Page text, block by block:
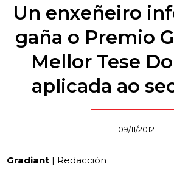
Un enxeñeiro
gaña o Premio
Mellor Tese
aplicada ao
09/11/2012
Gradiant | Redacción